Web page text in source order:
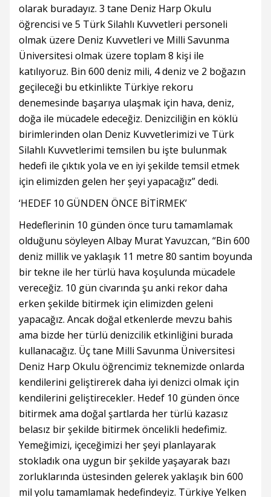
olarak buradayız. 3 tane Deniz Harp Okulu
öğrencisi ve 5 Türk Silahlı Kuvvetleri personeli
olmak üzere Deniz Kuvvetleri ve Milli Savunma
Üniversitesi olmak üzere toplam 8 kişi ile
katılıyoruz. Bin 600 deniz mili, 4 deniz ve 2 boğazın
geçileceği bu etkinlikte Türkiye rekoru
denemesinde başarıya ulaşmak için hava, deniz,
doğa ile mücadele edeceğiz. Denizciliğin en köklü
birimlerinden olan Deniz Kuvvetlerimizi ve Türk
Silahlı Kuvvetlerimi temsilen bu işte bulunmak
hedefi ile çıktık yola ve en iyi şekilde temsil etmek
için elimizden gelen her şeyi yapacağız” dedi.
‘HEDEF 10 GÜNDEN ÖNCE BİTİRMEK’
Hedeflerinin 10 günden önce turu tamamlamak
olduğunu söyleyen Albay Murat Yavuzcan, “Bin 600
deniz millik ve yaklaşık 11 metre 80 santim boyunda
bir tekne ile her türlü hava koşulunda mücadele
vereceğiz. 10 gün civarında şu anki rekor daha
erken şekilde bitirmek için elimizden geleni
yapacağız. Ancak doğal etkenlerde mevzu bahis
ama bizde her türlü denizcilik etkinliğini burada
kullanacağız. Üç tane Milli Savunma Üniversitesi
Deniz Harp Okulu öğrencimiz teknemizde onlarda
kendilerini geliştirerek daha iyi denizci olmak için
kendilerini geliştirecekler. Hedef 10 günden önce
bitirmek ama doğal şartlarda her türlü kazasız
belasız bir şekilde bitirmek öncelikli hedefimiz.
Yemeğimizi, içeceğimizi her şeyi planlayarak
stokladık ona uygun bir şekilde yaşayarak bazı
zorluklarında üstesinden gelerek yaklaşık bin 600
mil yolu tamamlamak hedefindeyiz. Türkiye Yelken